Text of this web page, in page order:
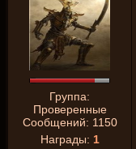
Группа:
Проверенные
Сообщений: 1150
Награды: 1